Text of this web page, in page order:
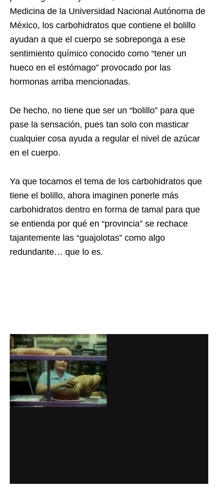
Medicina de la Universidad Nacional Autónoma de
México, los carbohidratos que contiene el bolillo
ayudan a que el cuerpo se sobreponga a ese
sentimiento químico conocido como “tener un
hueco en el estómago” provocado por las
hormonas arriba mencionadas.
De hecho, no tiene que ser un “bolillo” para que
pase la sensación, pues tan solo con masticar
cualquier cosa ayuda a regular el nivel de azúcar
en el cuerpo.
Ya que tocamos el tema de los carbohidratos que
tiene el bolillo, ahora imaginen ponerle más
carbohidratos dentro en forma de tamal para que
se entienda por qué en “provincia” se rechace
tajantemente las “guajolotas” como algo
redundante… que lo es.